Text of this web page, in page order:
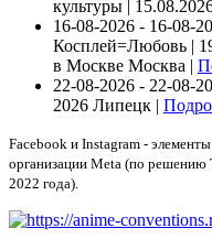
культуры |
16-08-2026 - 16-08-
Косплей=Любовь |
в Москве Москва |
22-08-2026 - 22-08-
2026 Липецк |
Facebook и Instagram -
организации Meta (по решению
2022 года).